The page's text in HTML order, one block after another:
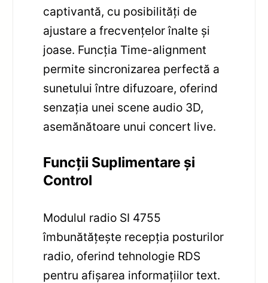
captivantă, cu posibilități de
ajustare a frecvențelor înalte și
joase. Funcția Time-alignment
permite sincronizarea perfectă a
sunetului între difuzoare, oferind
senzația unei scene audio 3D,
asemănătoare unui concert live.
Funcții Suplimentare și
Control
Modulul radio SI 4755
îmbunătățește recepția posturilor
radio, oferind tehnologie RDS
pentru afișarea informațiilor text.